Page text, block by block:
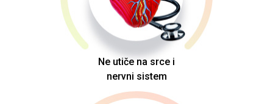
Ne utiče na srce i
nervni sistem